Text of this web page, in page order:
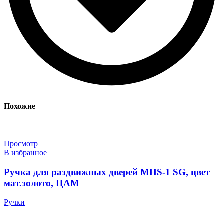
Похожие
Просмотр
В избранное
Ручка для раздвижных дверей MHS-1 SG, цвет
мат.золото, ЦАМ
Ручки